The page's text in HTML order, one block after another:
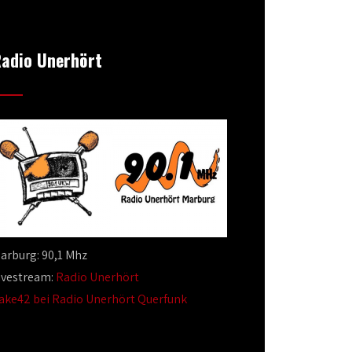
Unerhört
90,1 Mhz
Radio Unerhört
bei Radio Unerhört Querfunk